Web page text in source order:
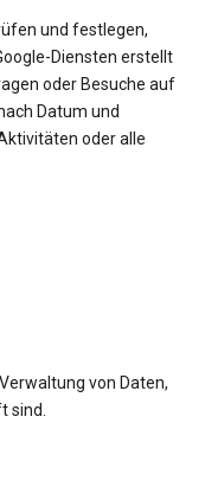
und festlegen,
Diensten erstellt
oder Besuche auf
Datum und
oder alle
von Daten,
sind.